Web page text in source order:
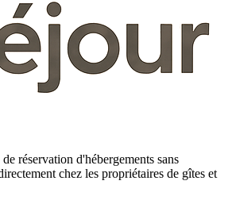
réservation d'hébergements sans
chez les propriétaires de gîtes et